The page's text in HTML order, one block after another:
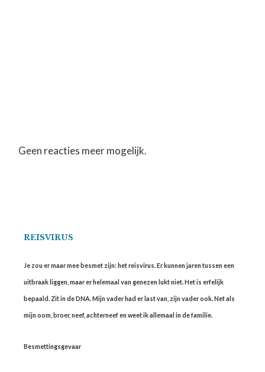
Geen reacties meer mogelijk.
REISVIRUS
Je zou er maar mee besmet zijn: het reisvirus. Er kunnen jaren tussen een
uitbraak liggen, maar er helemaal van genezen lukt niet. Het is erfelijk
bepaald. Zit in de DNA. Mijn vader had er last van, zijn vader ook. Net als
mijn oom, broer, neef, achterneef en weet ik allemaal in de familie.
Besmettingsgevaar